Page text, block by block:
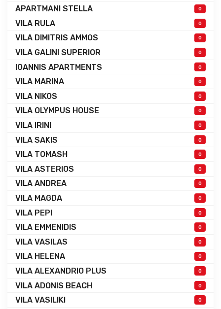
APARTMANI STELLA 0
VILA RULA 0
VILA DIMITRIS AMMOS 0
VILA GALINI SUPERIOR 0
IOANNIS APARTMENTS 0
VILA MARINA 0
VILA NIKOS 0
VILA OLYMPUS HOUSE 0
VILA IRINI 0
VILA SAKIS 0
VILA TOMASH 0
VILA ASTERIOS 0
VILA ANDREA 0
VILA MAGDA 0
VILA PEPI 0
VILA EMMENIDIS 0
VILA VASILAS 0
VILA HELENA 0
VILA ALEXANDRIO PLUS 0
VILA ADONIS BEACH 0
VILA VASILIKI 0